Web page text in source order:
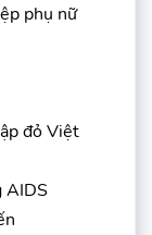
phụ nữ
đỏ Việt
AIDS